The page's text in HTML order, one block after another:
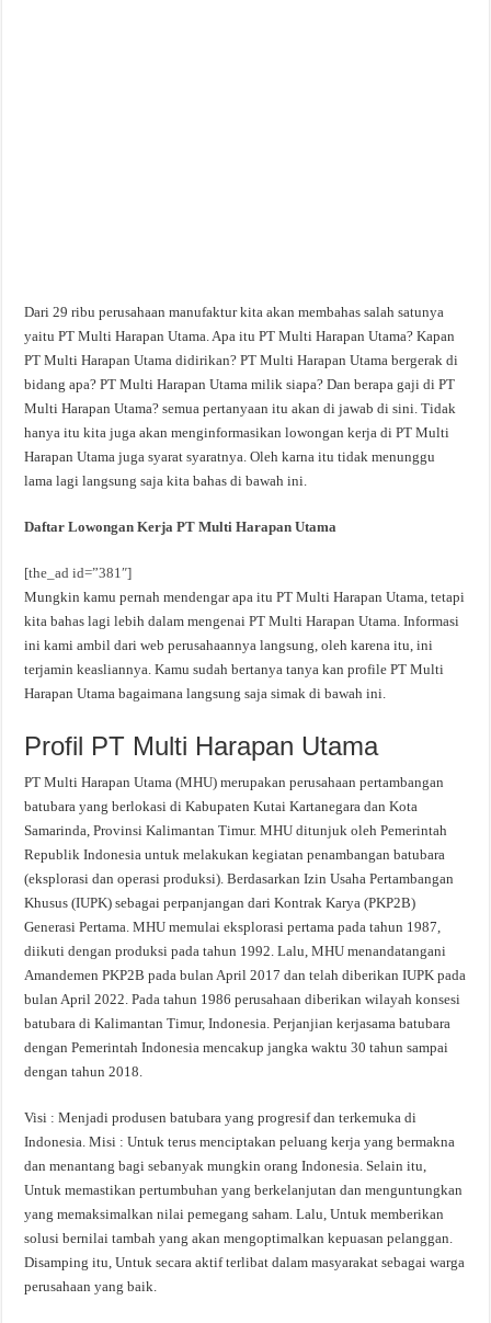
Dari 29 ribu perusahaan manufaktur kita akan membahas salah satunya
yaitu PT Multi Harapan Utama. Apa itu PT Multi Harapan Utama? Kapan
PT Multi Harapan Utama didirikan? PT Multi Harapan Utama bergerak di
bidang apa? PT Multi Harapan Utama milik siapa? Dan berapa gaji di PT
Multi Harapan Utama? semua pertanyaan itu akan di jawab di sini. Tidak
hanya itu kita juga akan menginformasikan lowongan kerja di PT Multi
Harapan Utama juga syarat syaratnya. Oleh karna itu tidak menunggu
lama lagi langsung saja kita bahas di bawah ini.
Daftar Lowongan Kerja PT Multi Harapan Utama
[the_ad id=”381″]
Mungkin kamu pernah mendengar apa itu PT Multi Harapan Utama, tetapi
kita bahas lagi lebih dalam mengenai PT Multi Harapan Utama. Informasi
ini kami ambil dari web perusahaannya langsung, oleh karena itu, ini
terjamin keasliannya. Kamu sudah bertanya tanya kan profile PT Multi
Harapan Utama bagaimana langsung saja simak di bawah ini.
Profil PT Multi Harapan Utama
PT Multi Harapan Utama (MHU) merupakan perusahaan pertambangan
batubara yang berlokasi di Kabupaten Kutai Kartanegara dan Kota
Samarinda, Provinsi Kalimantan Timur. MHU ditunjuk oleh Pemerintah
Republik Indonesia untuk melakukan kegiatan penambangan batubara
(eksplorasi dan operasi produksi). Berdasarkan Izin Usaha Pertambangan
Khusus (IUPK) sebagai perpanjangan dari Kontrak Karya (PKP2B)
Generasi Pertama. MHU memulai eksplorasi pertama pada tahun 1987,
diikuti dengan produksi pada tahun 1992. Lalu, MHU menandatangani
Amandemen PKP2B pada bulan April 2017 dan telah diberikan IUPK pada
bulan April 2022. Pada tahun 1986 perusahaan diberikan wilayah konsesi
batubara di Kalimantan Timur, Indonesia. Perjanjian kerjasama batubara
dengan Pemerintah Indonesia mencakup jangka waktu 30 tahun sampai
dengan tahun 2018.
Visi : Menjadi produsen batubara yang progresif dan terkemuka di
Indonesia. Misi : Untuk terus menciptakan peluang kerja yang bermakna
dan menantang bagi sebanyak mungkin orang Indonesia. Selain itu,
Untuk memastikan pertumbuhan yang berkelanjutan dan menguntungkan
yang memaksimalkan nilai pemegang saham. Lalu, Untuk memberikan
solusi bernilai tambah yang akan mengoptimalkan kepuasan pelanggan.
Disamping itu, Untuk secara aktif terlibat dalam masyarakat sebagai warga
perusahaan yang baik.